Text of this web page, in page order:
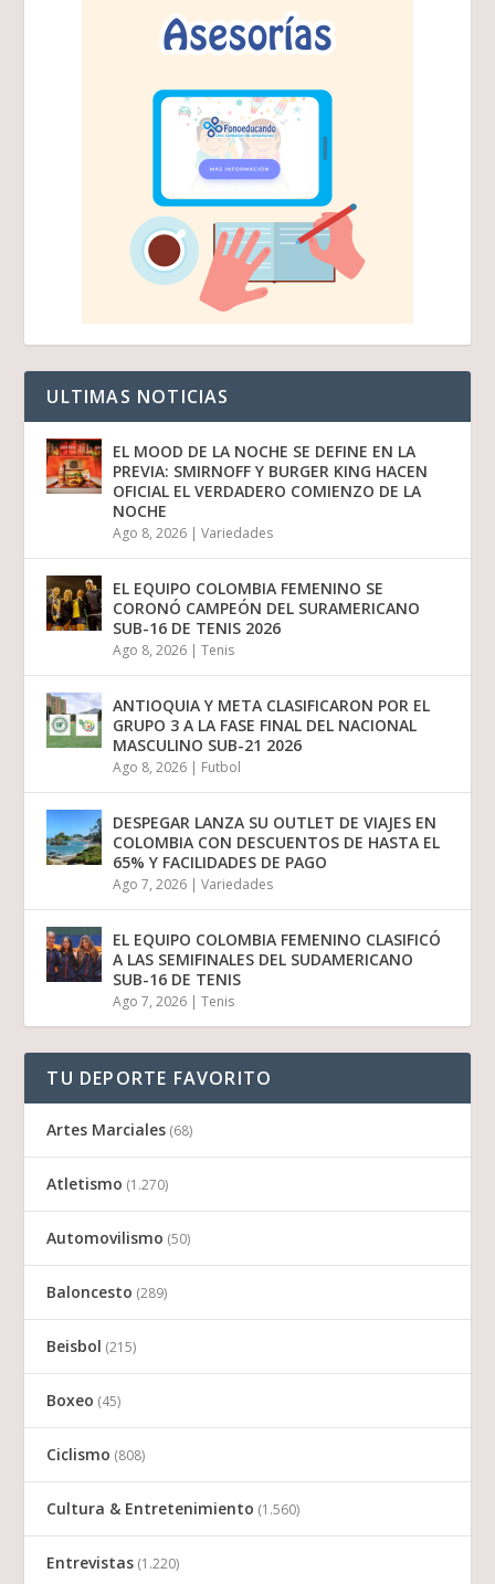
ULTIMAS NOTICIAS
EL MOOD DE LA NOCHE SE DEFINE EN LA
PREVIA: SMIRNOFF Y BURGER KING HACEN
OFICIAL EL VERDADERO COMIENZO DE LA
NOCHE
Ago 8, 2026 |Variedades
EL EQUIPO COLOMBIA FEMENINO SE
CORONÓ CAMPEÓN DEL SURAMERICANO
SUB-16 DE TENIS 2026
Ago 8, 2026 |Tenis
ANTIOQUIA Y META CLASIFICARON POR EL
GRUPO 3 A LA FASE FINAL DEL NACIONAL
MASCULINO SUB-21 2026
Ago 8, 2026 | Futbol
DESPEGAR LANZA SU OUTLET DE VIAJES EN
COLOMBIA CON DESCUENTOS DE HASTA EL
65% Y FACILIDADES DE PAGO
Ago 7, 2026 |Variedades
EL EQUIPO COLOMBIA FEMENINO CLASIFICÓ
A LAS SEMIFINALES DEL SUDAMERICANO
SUB-16 DE TENIS
Ago 7, 2026 |Tenis
TU DEPORTE FAVORITO
Artes Marciales (68)
Atletismo (1.270)
Automovilismo (50)
Baloncesto (289)
Beisbol (215)
Boxeo (45)
Ciclismo (808)
Cultura & Entretenimiento (1.560)
Entrevistas (1.220)